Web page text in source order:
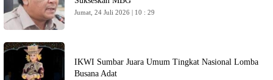
Jumat, 24 Juli 2026 | 10 : 29
IKWI Sumbar Juara Umum Tingkat Nasional Lomba
Busana Adat